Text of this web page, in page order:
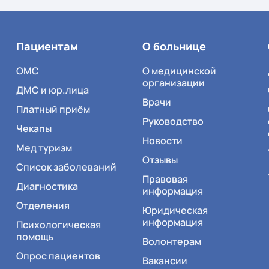
Пациентам
ОМС
ДМС и юр.лица
Платный приём
Чекапы
Мед туризм
Список заболеваний
Диагностика
Отделения
Психологическая
помощь
Опрос пациентов
О больнице
О медицинской
организации
Врачи
Руководство
Новости
Отзывы
Правовая
информация
Юридическая
информация
Волонтерам
Вакансии